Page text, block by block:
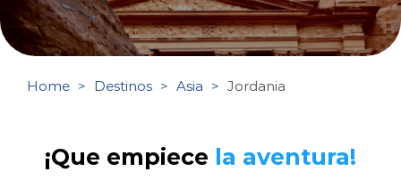
Contacto
Home Destinos Asia Jordania
¡Que empiece la aventura!